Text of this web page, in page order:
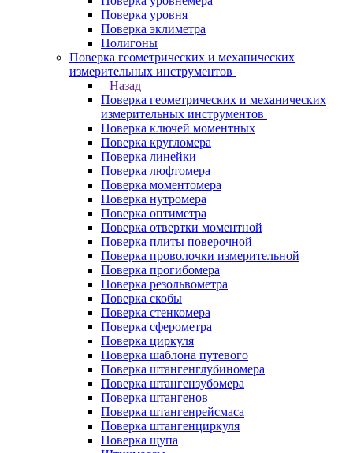
Поверка уровня
Поверка эклиметра
Полигоны
Поверка геометрических и механических
измерительных инструментов
Назад
Поверка геометрических и механических
измерительных инструментов
Поверка ключей моментных
Поверка кругломера
Поверка линейки
Поверка люфтомера
Поверка моментомера
Поверка нутромера
Поверка оптиметра
Поверка отвертки моментной
Поверка плиты поверочной
Поверка проволочки измерительной
Поверка прогибомера
Поверка резольвометра
Поверка скобы
Поверка стенкомера
Поверка сферометра
Поверка циркуля
Поверка шаблона путевого
Поверка штангенглубиномера
Поверка штангензубомера
Поверка штангенов
Поверка штангенрейсмаса
Поверка штангенциркуля
Поверка щупа